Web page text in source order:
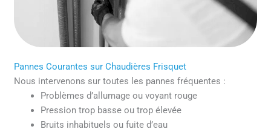
Pannes Courantes sur Chaudières Frisquet
Nous intervenons sur toutes les pannes fréquentes :
Problèmes d’allumage ou voyant rouge
Pression trop basse ou trop élevée
Bruits inhabituels ou fuite d’eau